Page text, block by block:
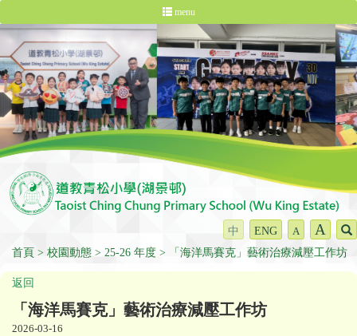
menu
中 ENG A A
首頁 校園動態 25-26 年度 「海洋馬賽克」藝術治療減壓工作坊
返回
「海洋馬賽克」藝術治療減壓工作坊
2026-03-16